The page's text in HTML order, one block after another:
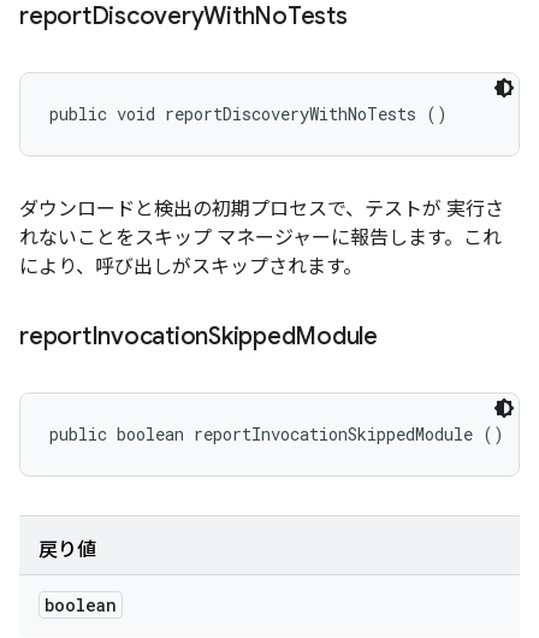
reportDiscoveryWithNoTests
public void reportDiscoveryWithNoTests ()
ダウンロードと検出の初期プロセスで、テストが 実行さ
れないことをスキップ マネージャーに報告します。これ
により、呼び出しがスキップされます。
reportInvocationSkippedModule
public boolean reportInvocationSkippedModule ()
戻り値
boolean